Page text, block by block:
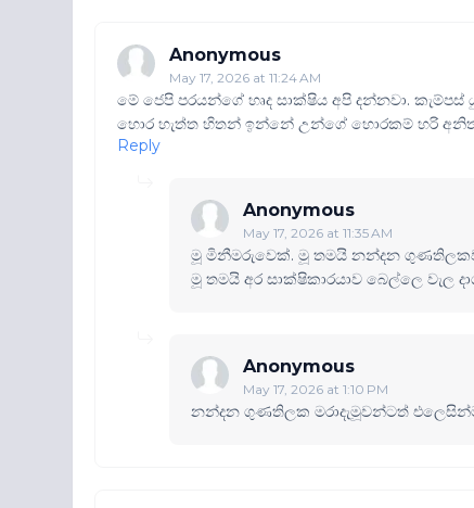
Anonymous
May 17, 2026 at 11:24 AM
මේ ජෙපි පරයන්ගේ හෘද සාක්ෂිය අපි දන්නවා.
හොර හැත්ත හිතන් ඉන්නේ උන්ගේ හොරකම් හරි අනිත්
Reply
Anonymous
May 17, 2026 at 11:35 AM
මූ මිනීමරුවෙක්. මූ තමයි නන්දන ගුණතිලකව
මූ තමයි අර සාක්ෂිකාරයාව බෙල්ලෙ වැල
Anonymous
May 17, 2026 at 1:10 PM
නන්දන ගුණතිලක මරාදැමූවන්ටත්